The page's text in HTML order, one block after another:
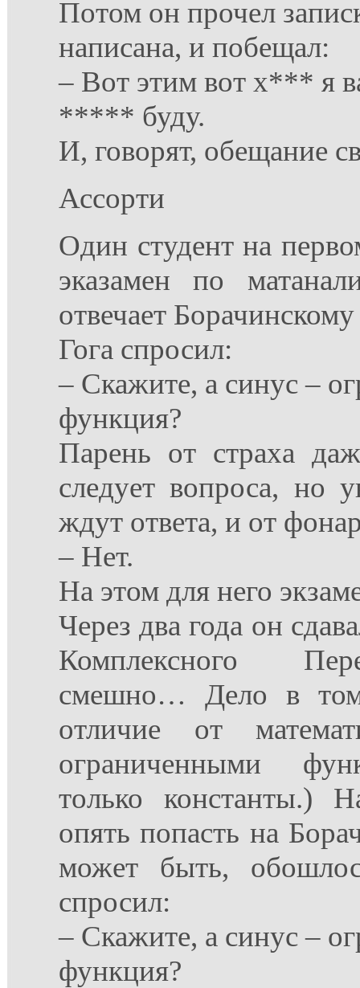
Потом он прочел
написана, и побещал:
– Вот этим вот х*** я
***** буду.
И, говорят, обещание
Ассорти
Один студент на
эказамен по
отвечает
Гога спросил:
– Скажите, а синус –
функция?
Парень от страха
следует вопроса, но
ждут ответа, и от
– Нет.
На этом для него
Через два года он
Комплексного
смешно… Дело в
отличие от
ограниченными
только константы.)
опять попасть на
может быть,
спросил:
– Скажите, а синус –
функция?